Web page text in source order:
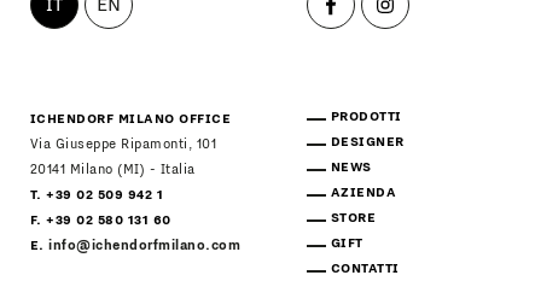
IT EN
ICHENDORF MILANO OFFICE
Via Giuseppe Ripamonti, 101
20141 Milano (MI) - Italia
T. +39 02 509 942 1
F. +39 02 580 131 60
E.info@ichendorfmilano.com
PRODOTTI
DESIGNER
NEWS
AZIENDA
STORE
GIFT
CONTATTI